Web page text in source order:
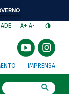
A+ A-
IMPRENSA